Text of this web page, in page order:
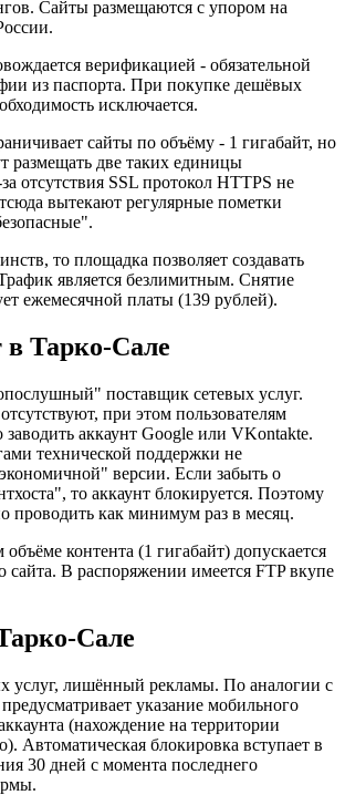
Сайты размещаются с упором на
верификацией - обязательной
из паспорта. При покупке дешёвых
исключается.
сайты по объёму - 1 гигабайт, но
размещать две таких единицы
отсутствия SSL протокол HTTPS не
вытекают регулярные пометки
то площадка позволяет создавать
является безлимитным. Снятие
ежемесячной платы (139 рублей).
в Тарко-Сале
поставщик сетевых услуг.
при этом пользователям
заводить аккаунт Google или VKontakte.
технической поддержки не
версии. Если забыть о
то аккаунт блокируется. Поэтому
проводить как минимум раз в месяц.
контента (1 гигабайт) допускается
сайта. В распоряжении имеется FTP вкупе
Сале
услуг, лишённый рекламы. По аналогии с
указание мобильного
(нахождение на территории
Автоматическая блокировка вступает в
30 дней с момента последнего